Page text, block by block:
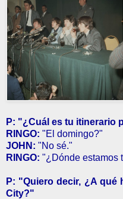
P: "¿Cuál es tu itinerario
RINGO: "El domingo?"
JOHN: "No sé."
RINGO: "¿Dónde estamos
P: "Quiero decir, ¿A qué
City?"